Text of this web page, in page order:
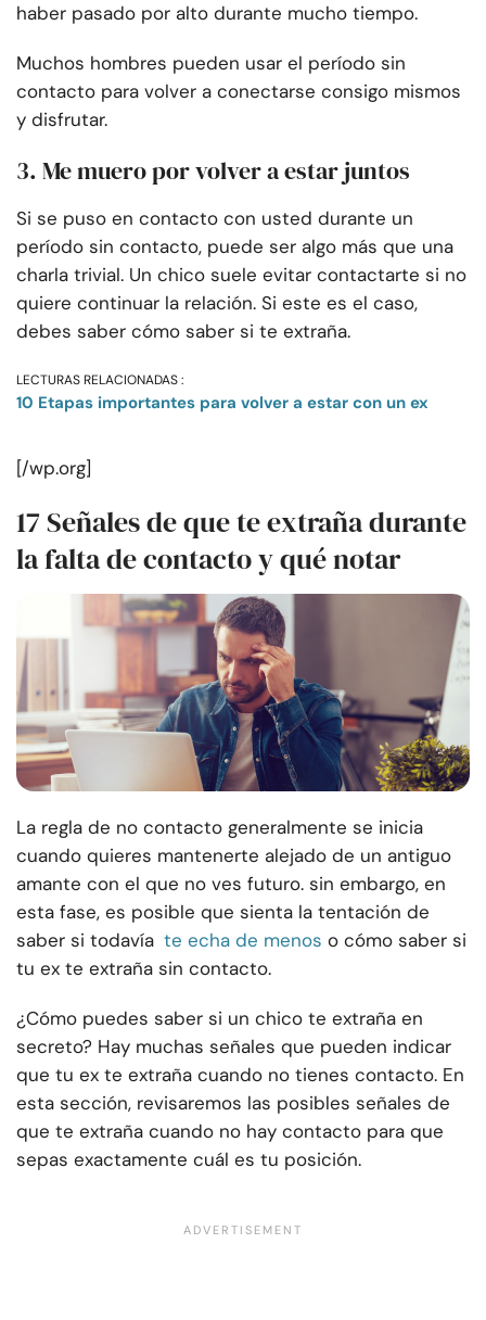
haber pasado por alto durante mucho tiempo.
Muchos hombres pueden usar el período sin
contacto para volver a conectarse consigo mismos
y disfrutar.
3. Me muero por volver a estar juntos
Si se puso en contacto con usted durante un
período sin contacto, puede ser algo más que una
charla trivial. Un chico suele evitar contactarte si no
quiere continuar la relación. Si este es el caso,
debes saber cómo saber si te extraña.
LECTURAS RELACIONADAS :
10 Etapas importantes para volver a estar con un ex
[/wp.org]
17 Señales de que te extraña durante
la falta de contacto y qué notar
La regla de no contacto generalmente se inicia
cuando quieres mantenerte alejado de un antiguo
amante con el que no ves futuro. sin embargo, en
esta fase, es posible que sienta la tentación de
saber si todavía te echa de menos o cómo saber si
tu ex te extraña sin contacto.
¿Cómo puedes saber si un chico te extraña en
secreto? Hay muchas señales que pueden indicar
que tu ex te extraña cuando no tienes contacto. En
esta sección, revisaremos las posibles señales de
que te extraña cuando no hay contacto para que
sepas exactamente cuál es tu posición.